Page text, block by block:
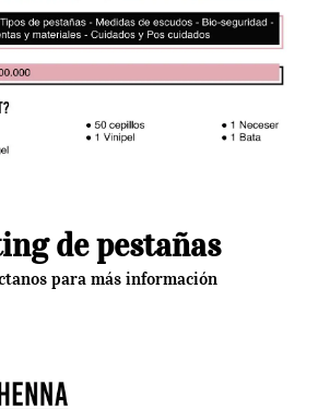
de pestañas
para más información